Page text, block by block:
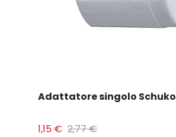
Adattatore singolo Schuko
1,15 € 2,77 €